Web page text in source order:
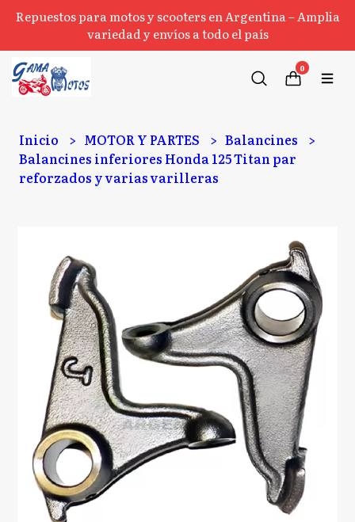
Repuestos para motos y scooters en Argentina – Amplia
variedad y envíos a todo el país
0
Inicio MOTOR Y PARTES
Balancines
Balancines inferiores Honda 125 Titan par
reforzados y varias varilleras